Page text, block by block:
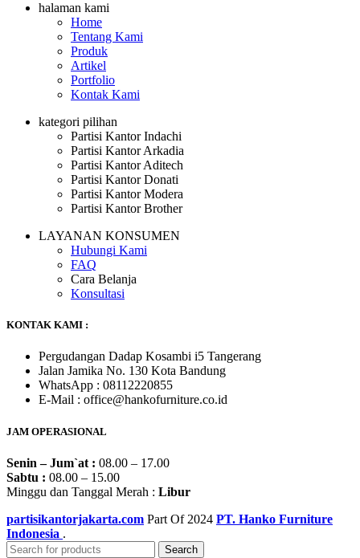
halaman kami
Home
Tentang Kami
Produk
Artikel
Portfolio
Kontak Kami
kategori pilihan
Partisi Kantor Indachi
Partisi Kantor Arkadia
Partisi Kantor Aditech
Partisi Kantor Donati
Partisi Kantor Modera
Partisi Kantor Brother
LAYANAN KONSUMEN
Hubungi Kami
FAQ
Cara Belanja
Konsultasi
KONTAK KAMI :
Pergudangan Dadap Kosambi i5 Tangerang
Jalan Jamika No. 130 Kota Bandung
WhatsApp : 08112220855
E-Mail : office@hankofurniture.co.id
JAM OPERASIONAL
Senin – Jum`at : 08.00 – 17.00
Sabtu : 08.00 – 15.00
Minggu dan Tanggal Merah : Libur
partisikantorjakarta.com Part Of 2024 PT. Hanko Furniture
Indonesia .
Search